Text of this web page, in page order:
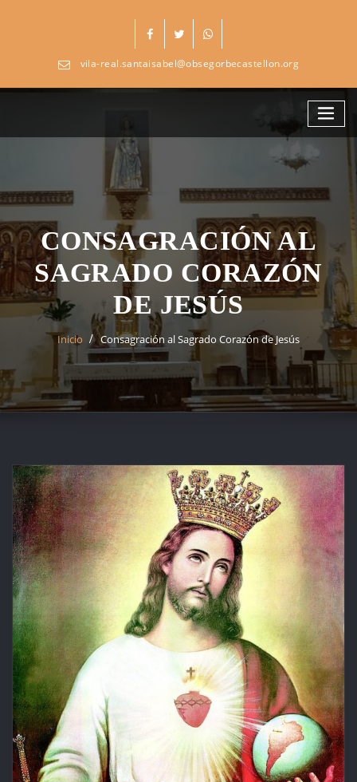
vila-real.santaisabel@obsegorbecastellon.org
CONSAGRACIÓN AL
SAGRADO CORAZÓN
DE JESÚS
Inicio Consagración al Sagrado Corazón de Jesús